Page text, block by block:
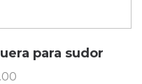
para sudor